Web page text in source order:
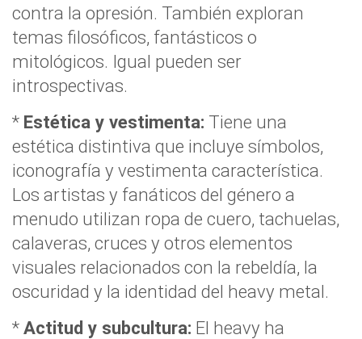
contra la opresión. También exploran
temas filosóficos, fantásticos o
mitológicos. Igual pueden ser
introspectivas.
* Estética y vestimenta: Tiene una
estética distintiva que incluye símbolos,
iconografía y vestimenta característica.
Los artistas y fanáticos del género a
menudo utilizan ropa de cuero, tachuelas,
calaveras, cruces y otros elementos
visuales relacionados con la rebeldía, la
oscuridad y la identidad del heavy metal.
*Actitud y subcultura: El heavy ha